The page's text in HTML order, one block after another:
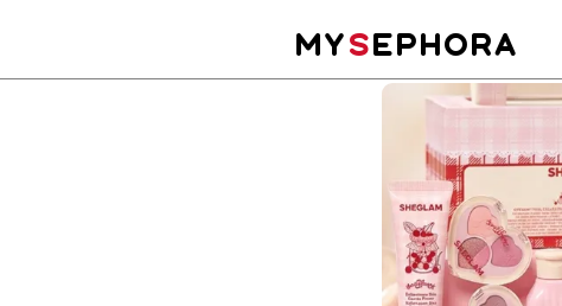
MYSEPHORA